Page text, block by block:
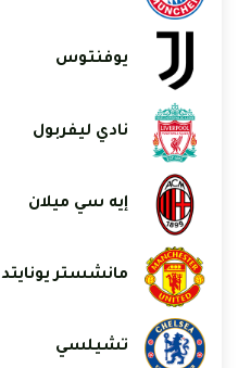
يوفنتوس
نادي ليفربول
إيه سي ميلان
مانشستر يونايتد
تشيلسي